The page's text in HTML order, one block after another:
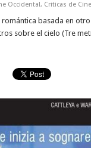
Occidental, Criticas de Cine
romántica basada en
sobre el cielo (Tre